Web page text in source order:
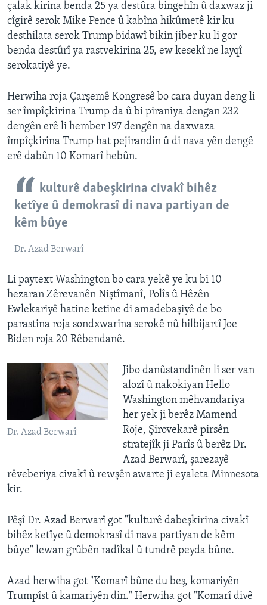
çalak kirina benda 25 ya destûra bingehîn û daxwaz ji
cîgirê serok Mike Pence û kabîna hikûmetê kir ku
desthilata serok Trump bidawî bikin jiber ku li gor
benda destûrî ya rastvekirina 25, ew kesekî ne layqî
serokatiyê ye.
Herwiha roja Çarşemê Kongresê bo cara duyan deng li
ser împîçkirina Trump da û bi piraniya dengan 232
dengên erê li hember 197 dengên na daxwaza
împîçkirina Trump hat pejirandin û di nava yên dengê
erê dabûn 10 Komarî hebûn.
kulturê dabeşkirina civakî bihêz
ketîye û demokrasî di nava partiyan de
kêm bûye
Dr. Azad Berwarî
Li paytext Washington bo cara yekê ye ku bi 10
hezaran Zêrevanên Niştîmanî, Polîs û Hêzên
Ewlekariyê hatine ketine di amadebaşiyê de bo
parastina roja sondxwarina serokê nû hilbijartî Joe
Biden roja 20 Rêbendanê.
Dr. Azad Berwarî
Jibo danûstandinên li ser van
alozî û nakokiyan Hello
Washington mêhvandariya
her yek ji berêz Mamend
Roje, Şirovekarê pirsên
stratejîk ji Parîs û berêz Dr.
Azad Berwarî, şarezayê
rêveberiya civakî û rewşên awarte ji eyaleta Minnesota
kir.
Pêşî Dr. Azad Berwarî got "kulturê dabeşkirina civakî
bihêz ketîye û demokrasî di nava partiyan de kêm
bûye" lewan grûbên radîkal û tundrê peyda bûne.
Azad herwiha got "Komarî bûne du beş, komariyên
Trumpîst û kamariyên din." Herwiha got "Komarî divê